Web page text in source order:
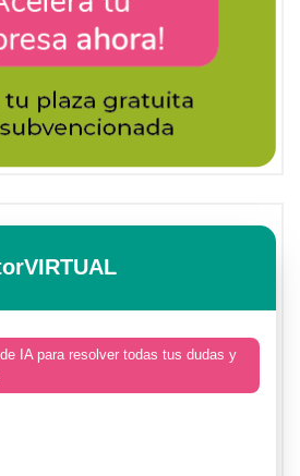
IA para resolver todas tus dudas y